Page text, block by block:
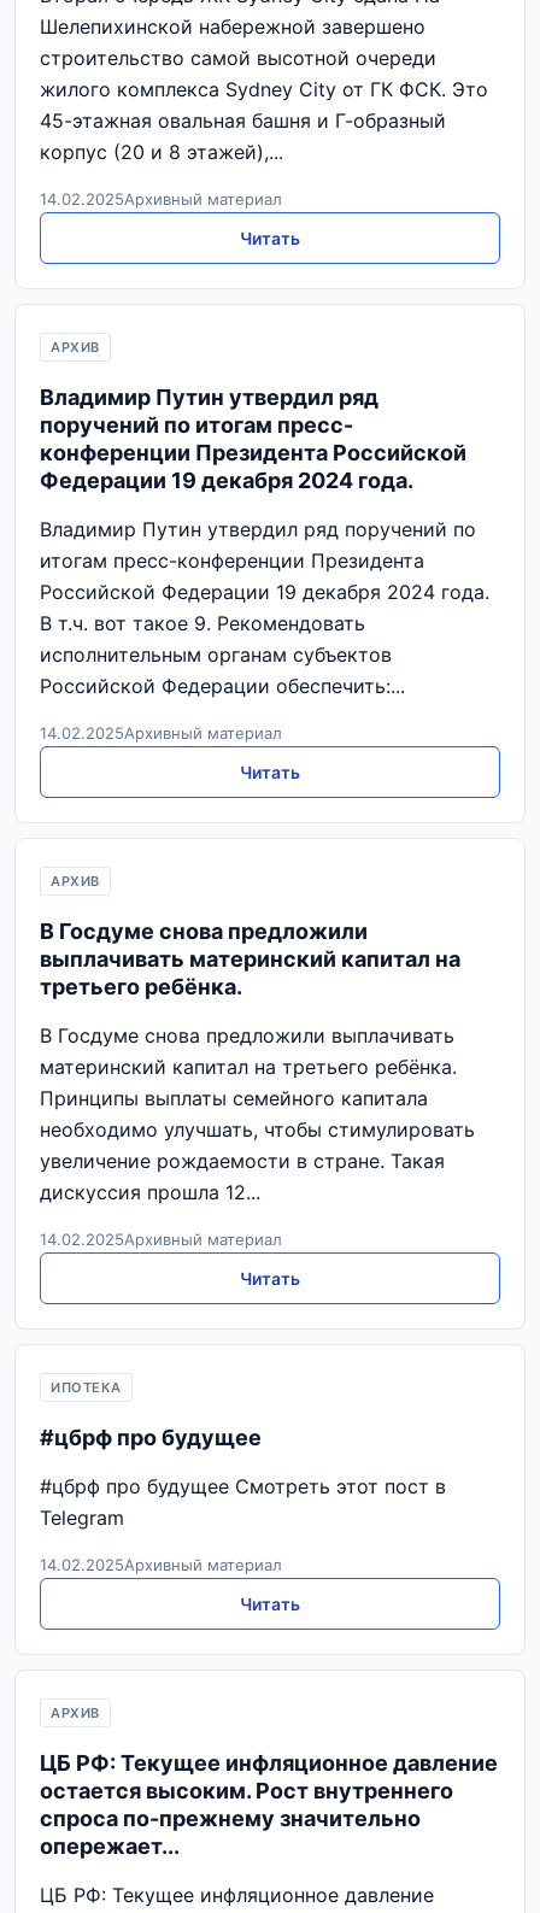
Шелепихинской набережной завершено
строительство самой высотной очереди
жилого комплекса Sydney City от ГК ФСК. Это
45-этажная овальная башня и Г-образный
корпус (20 и 8 этажей),...
14.02.2025Архивный материал
Читать
АРХИВ
Владимир Путин утвердил ряд
поручений по итогам пресс-
конференции Президента Российской
Федерации 19 декабря 2024 года.
Владимир Путин утвердил ряд поручений по
итогам пресс-конференции Президента
Российской Федерации 19 декабря 2024 года.
В т.ч. вот такое 9. Рекомендовать
исполнительным органам субъектов
Российской Федерации обеспечить:...
14.02.2025Архивный материал
Читать
АРХИВ
В Госдуме снова предложили
выплачивать материнский капитал на
третьего ребёнка.
В Госдуме снова предложили выплачивать
материнский капитал на третьего ребёнка.
Принципы выплаты семейного капитала
необходимо улучшать, чтобы стимулировать
увеличение рождаемости в стране. Такая
дискуссия прошла 12...
14.02.2025Архивный материал
Читать
ИПОТЕКА
#цбрф про будущее
#цбрф про будущее Смотреть этот пост в
Telegram
14.02.2025Архивный материал
Читать
АРХИВ
ЦБ РФ: Текущее инфляционное давление
остается высоким. Рост внутреннего
спроса по-прежнему значительно
опережает...
ЦБ РФ: Текущее инфляционное давление